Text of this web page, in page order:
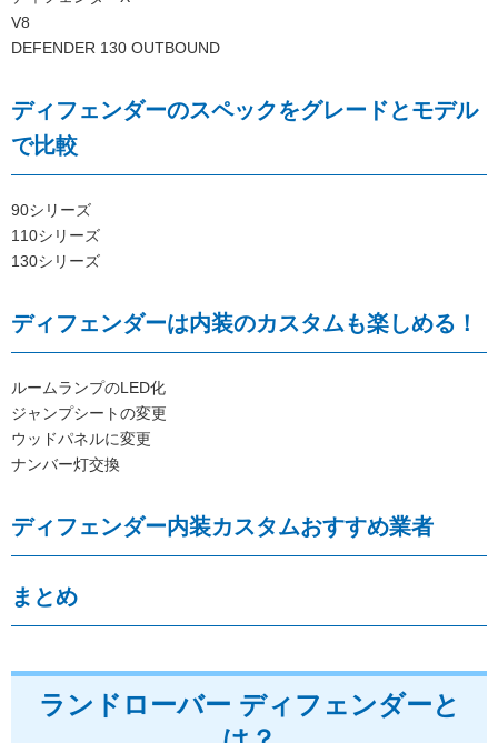
V8
DEFENDER 130 OUTBOUND
ディフェンダーのスペックをグレードとモデル
で比較
90シリーズ
110シリーズ
130シリーズ
ディフェンダーは内装のカスタムも楽しめる！
ルームランプのLED化
ジャンプシートの変更
ウッドパネルに変更
ナンバー灯交換
ディフェンダー内装カスタムおすすめ業者
まとめ
ランドローバー ディフェンダーと